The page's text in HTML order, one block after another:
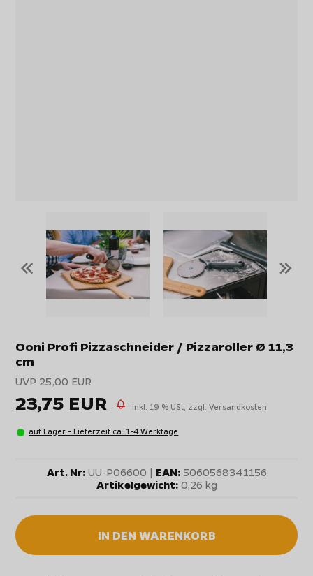
« »
Ooni Profi Pizzaschneider / Pizzaroller Ø 11,3
cm
UVP 25,00 EUR
23,75 EUR inkl. 19 % USt, zzgl. Versandkosten
auf Lager - Lieferzeit ca. 1-4 Werktage
Art. Nr:UU-P06600 | EAN:5060568341156
Artikelgewicht:0,26 kg
IN DEN WARENKORB